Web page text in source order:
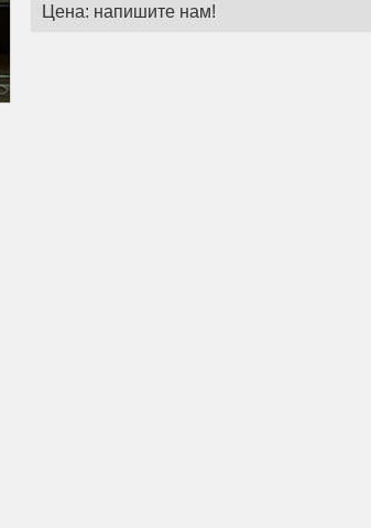
Цена: напишите нам!